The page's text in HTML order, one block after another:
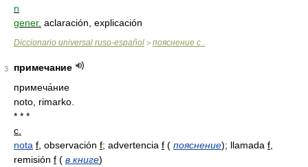
n
gener. aclaración, explicación
Diccionario universal ruso-español > пояснение с .
3
примечание
примеча́ние
noto, rimarko.
* * *
с.
nota f , observación f; advertencia f ( пояснение); llamada f
remisión f ( в книге)